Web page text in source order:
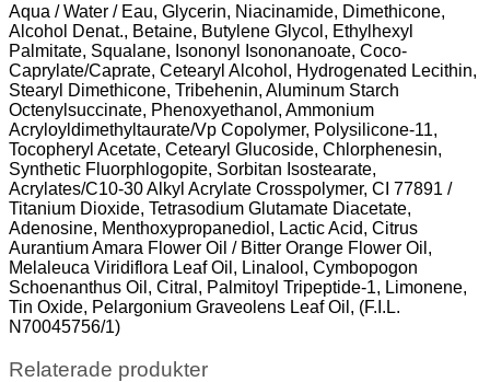
Aqua / Water / Eau, Glycerin, Niacinamide, Dimethicone,
Alcohol Denat., Betaine, Butylene Glycol, Ethylhexyl
Palmitate, Squalane, Isononyl Isononanoate, Coco-
Caprylate/Caprate, Cetearyl Alcohol, Hydrogenated Lecithin,
Stearyl Dimethicone, Tribehenin, Aluminum Starch
Octenylsuccinate, Phenoxyethanol, Ammonium
Acryloyldimethyltaurate/Vp Copolymer, Polysilicone-11,
Tocopheryl Acetate, Cetearyl Glucoside, Chlorphenesin,
Synthetic Fluorphlogopite, Sorbitan Isostearate,
Acrylates/C10-30 Alkyl Acrylate Crosspolymer, CI 77891 /
Titanium Dioxide, Tetrasodium Glutamate Diacetate,
Adenosine, Menthoxypropanediol, Lactic Acid, Citrus
Aurantium Amara Flower Oil / Bitter Orange Flower Oil,
Melaleuca Viridiflora Leaf Oil, Linalool, Cymbopogon
Schoenanthus Oil, Citral, Palmitoyl Tripeptide-1, Limonene,
Tin Oxide, Pelargonium Graveolens Leaf Oil, (F.I.L.
N70045756/1)
Relaterade produkter